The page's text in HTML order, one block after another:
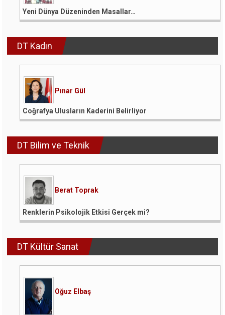
Yeni Dünya Düzeninden Masallar…
DT Kadın
Pınar Gül
Coğrafya Ulusların Kaderini Belirliyor
DT Bilim ve Teknik
Berat Toprak
Renklerin Psikolojik Etkisi Gerçek mi?
DT Kültür Sanat
Oğuz Elbaş